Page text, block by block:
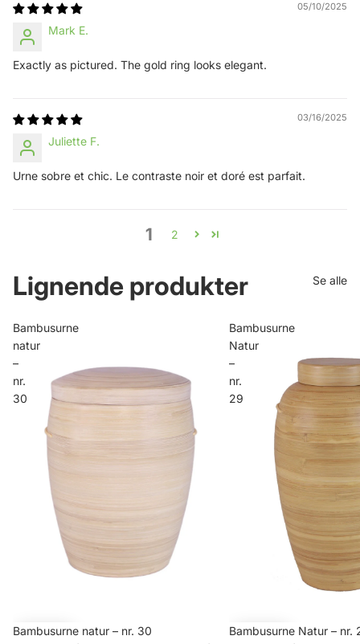
05/10/2025
Mark E.
Exactly as pictured. The gold ring looks elegant.
03/16/2025
Juliette F.
Urne sobre et chic. Le contraste noir et doré est parfait.
1 2
Lignende produkter Se alle
Bambusurne
natur
–
nr.
30
Tilbud
Bambusurne natur – nr. 30
Bambusurne
Natur
–
nr.
29
Tilbud
Bambusurne Natur – nr.